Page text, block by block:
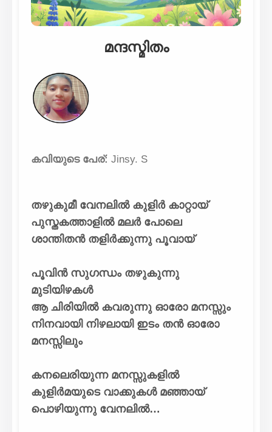
മന്ദസ്മിതം
കവിയുടെ പേര്: Jinsy. S
തഴുകുമീ വേനലിൽ കുളിർ കാറ്റായ്
പുസ്തകത്താളിൽ മലർ പോലെ
ശാന്തിതൻ തളിർക്കുന്നു പൂവായ്
പൂവിൻ സുഗന്ധം തഴുകുന്നു
മുടിയിഴകൾ
ആ ചിരിയിൽ കവരുന്നു ഓരോ മനസ്സും
നിനവായി നിഴലായി ഇടം തൻ ഓരോ
മനസ്സിലും
കനലെരിയുന്ന മനസ്സുകളിൽ
കുളിർമയുടെ വാക്കുകൾ മഞ്ഞായ്
പൊഴിയുന്നു വേനലിൽ…